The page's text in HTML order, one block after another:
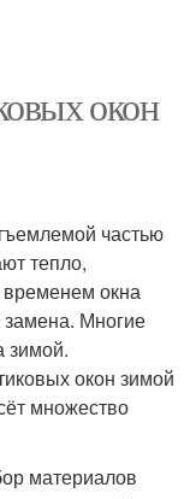
окон
частью
тепло,
окна
замена. Многие
зимой.
окон зимой
множество
материалов